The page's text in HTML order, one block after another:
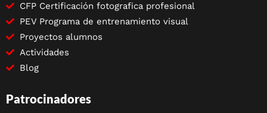
CFP Certificación fotografica profesional
PEV Programa de entrenamiento visual
Proyectos alumnos
Actividades
Blog
Patrocinadores